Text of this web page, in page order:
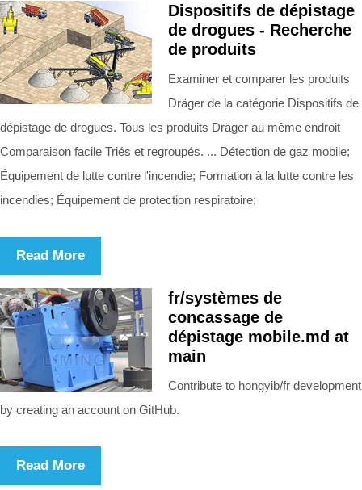
Dispositifs de dépistage
de drogues - Recherche
de produits
Examiner et comparer les produits
Dräger de la catégorie Dispositifs de
dépistage de drogues. Tous les produits Dräger au même endroit
Comparaison facile Triés et regroupés. ... Détection de gaz mobile;
Équipement de lutte contre l'incendie; Formation à la lutte contre les
incendies; Équipement de protection respiratoire;
Read More
fr/systèmes de
concassage de
dépistage mobile.md at
main
Contribute to hongyib/fr development
by creating an account on GitHub.
Read More